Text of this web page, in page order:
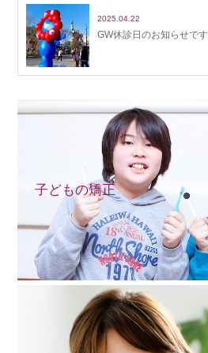
2025.04.22
GW休診日のお知らせです
子どもの矯正